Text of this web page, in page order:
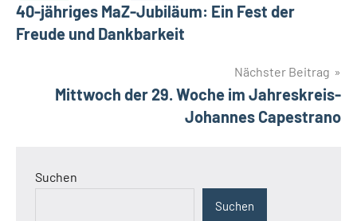
40-jähriges MaZ-Jubiläum: Ein Fest der
Freude und Dankbarkeit
Nächster Beitrag
Mittwoch der 29. Woche im Jahreskreis-
Johannes Capestrano
Suchen
Suchen